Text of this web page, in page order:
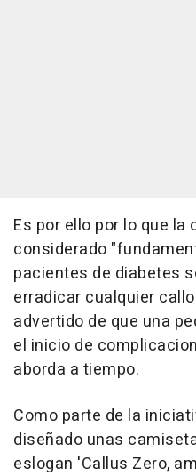
Es por ello por lo que la
considerado
pacientes de diabetes
erradicar cualquier
advertido de que una
el inicio de
aborda a tiempo.
Como parte de la
diseñado unas
eslogan 'Callus Zero,